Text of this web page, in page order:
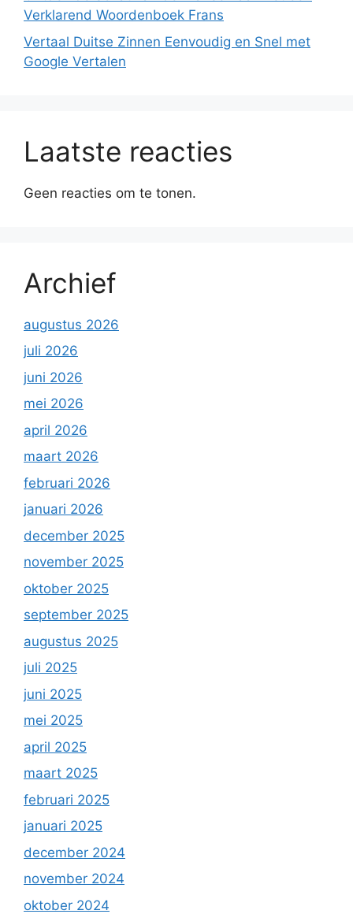
Verklarend Woordenboek Frans
Vertaal Duitse Zinnen Eenvoudig en Snel met
Google Vertalen
Laatste reacties
Geen reacties om te tonen.
Archief
augustus 2026
juli 2026
juni 2026
mei 2026
april 2026
maart 2026
februari 2026
januari 2026
december 2025
november 2025
oktober 2025
september 2025
augustus 2025
juli 2025
juni 2025
mei 2025
april 2025
maart 2025
februari 2025
januari 2025
december 2024
november 2024
oktober 2024